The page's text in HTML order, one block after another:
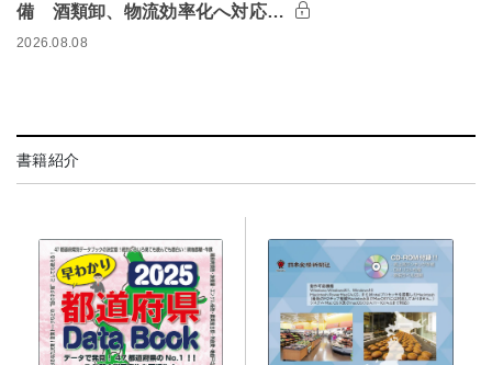
備 酒類卸、物流効率化へ対応…
2026.08.08
書籍紹介